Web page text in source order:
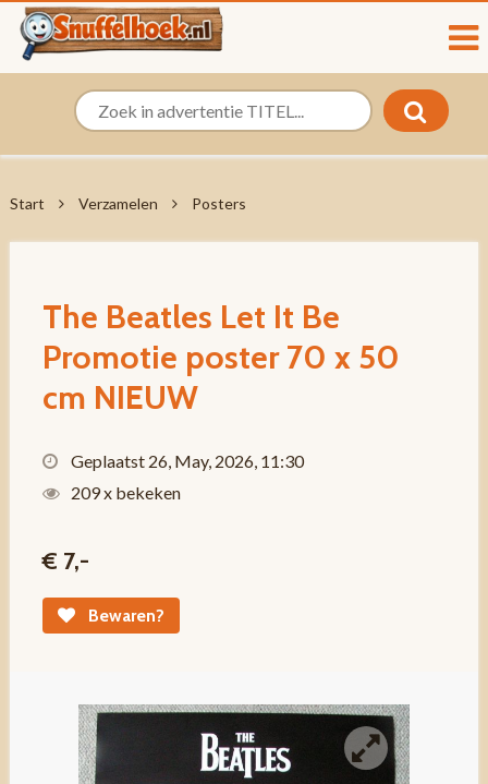
Start Verzamelen Posters
The Beatles Let It Be
Promotie poster 70 x 50
cm NIEUW
Geplaatst 26, May, 2026, 11:30
209 x bekeken
€ 7,-
Bewaren?